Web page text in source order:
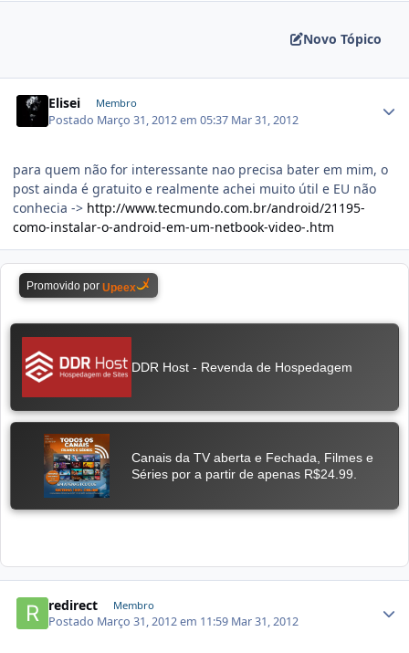
Novo Tópico
Elisei Membro
Postado Março 31, 2012 em 05:37 Mar 31, 2012
para quem não for interessante nao precisa bater em mim, o
post ainda é gratuito e realmente achei muito útil e EU não
conhecia -> http://www.tecmundo.com.br/android/21195-
como-instalar-o-android-em-um-netbook-video-.htm
redirect Membro
Postado Março 31, 2012 em 11:59 Mar 31, 2012